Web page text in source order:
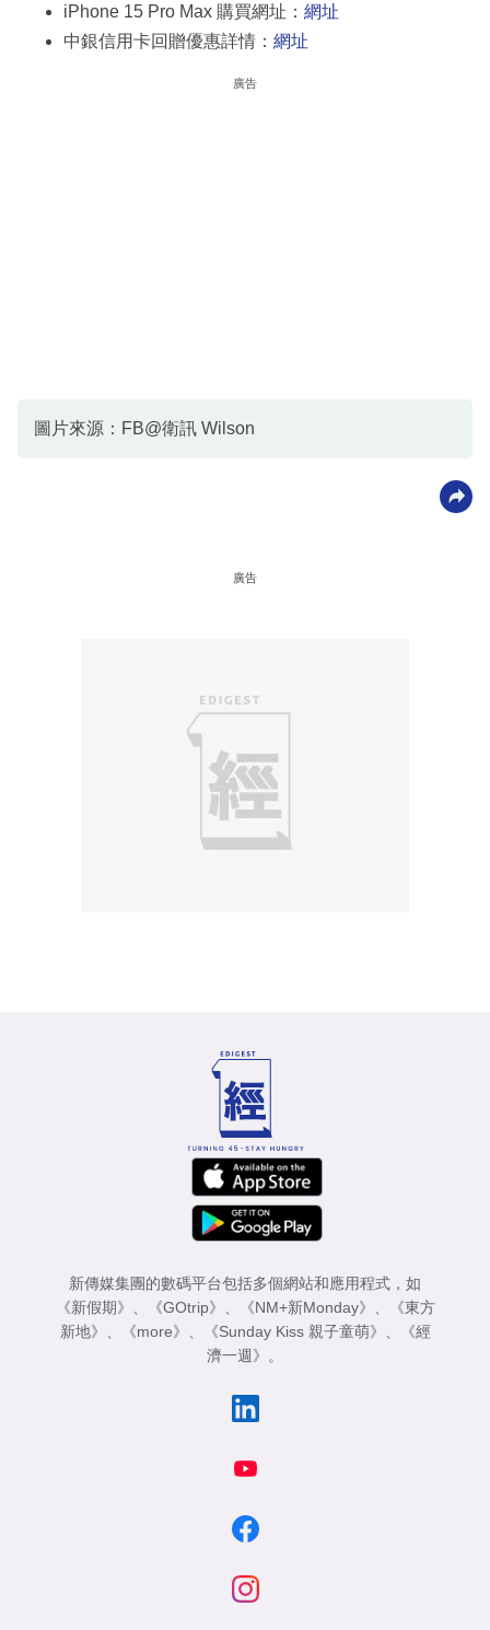
iPhone 15 Pro Max 購買網址： 網址
中銀信用卡回贈優惠詳情： 網址
廣告
圖片來源：FB@衛訊 Wilson
廣告
新傳媒集團的數碼平台包括多個網站和應用程式，如
《新假期》
《GOtrip》 《NM+新Monday》
《東方
新地》
《more》 《Sunday Kiss 親子童萌》
《經
濟一週》
。